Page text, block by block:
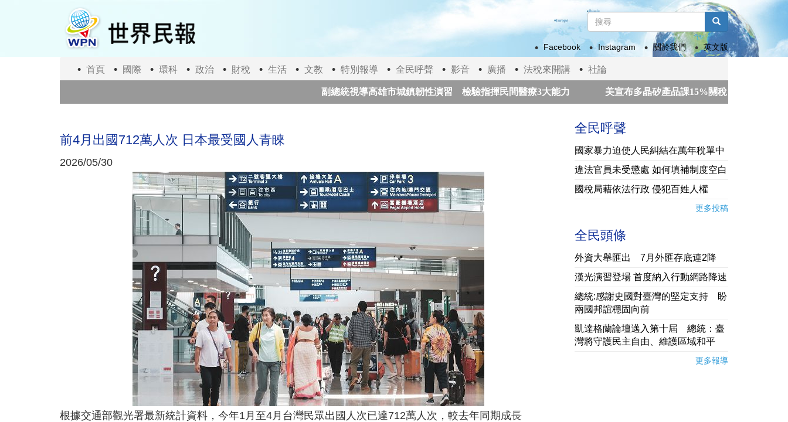
搜
尋
表
單
搜尋
Facebook
Instagram 關於我們 英文版
首頁 國際 環科 政治 財稅 生活 文教 特別報導 全民呼聲 影音 廣播 法稅來開講 社論
副總統視導高雄市城鎮韌性演習 檢驗指揮民間醫療3大能力 美宣布多晶矽產品課15%關稅 政院：我國多適用
前4月出國712萬人次 日本最受國人青睞
2026/05/30
根據交通部觀光署最新統計資料，今年1月至4月台灣民眾出國人次已達712萬人次，較去年同期成長
全民呼聲
國家暴力迫使人民糾結在萬年稅單中
違法官員未受懲處 如何填補制度空白
國稅局藉依法行政 侵犯百姓人權
更多投稿
全民頭條
外資大舉匯出 7月外匯存底連2降
漢光演習登場 首度納入行動網路降速
總統:感謝史國對臺灣的堅定支持 盼
兩國邦誼穩固向前
凱達格蘭論壇邁入第十屆 總統：臺
灣將守護民主自由、維護區域和平
更多報導